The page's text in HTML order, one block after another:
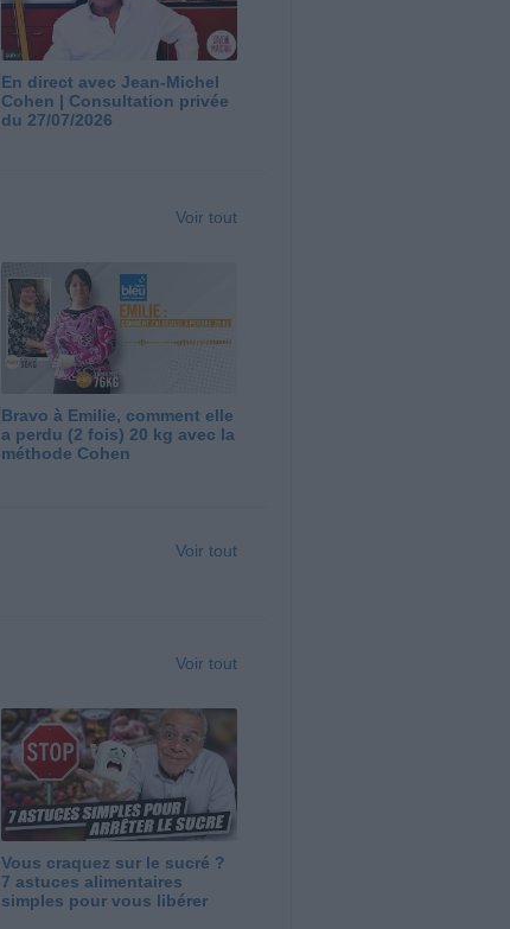
En direct avec Jean-Michel
Cohen | Consultation privée
du 27/07/2026
Voir tout
Bravo à Emilie, comment elle
a perdu (2 fois) 20 kg avec la
méthode Cohen
Voir tout
Voir tout
Vous craquez sur le sucré ?
7 astuces alimentaires
simples pour vous libérer